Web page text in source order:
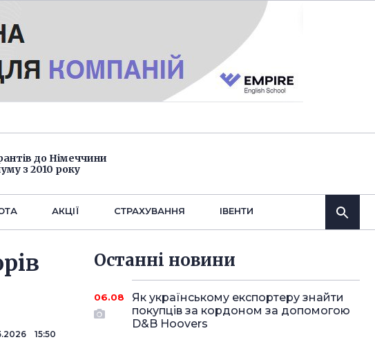
до Німеччини
з 2010 року
АКЦІЇ СТРАХУВАННЯ IВЕНТИ
15:50
Останнi новини
06.08
Як українському експортеру знайти
покупців за кордоном за допомогою
D&B Hoovers